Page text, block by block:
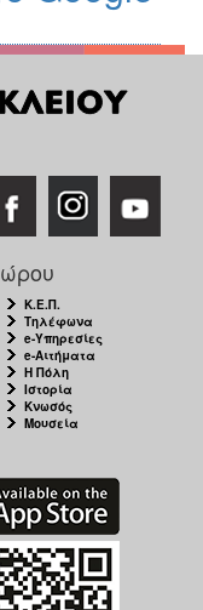
Κ.Ε.Π.
Τηλέφωνα
e-Υπηρεσίες
e-Αιτήματα
Η Πόλη
Ιστορία
Κνωσός
Μουσεία